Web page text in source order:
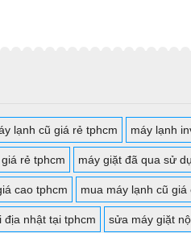
lạnh cũ giá rẻ tphcm máy lạnh
rẻ tphcm máy giặt đã qua sử
cao tphcm mua máy lạnh cũ giá
địa nhật tại tphcm sửa máy giặt